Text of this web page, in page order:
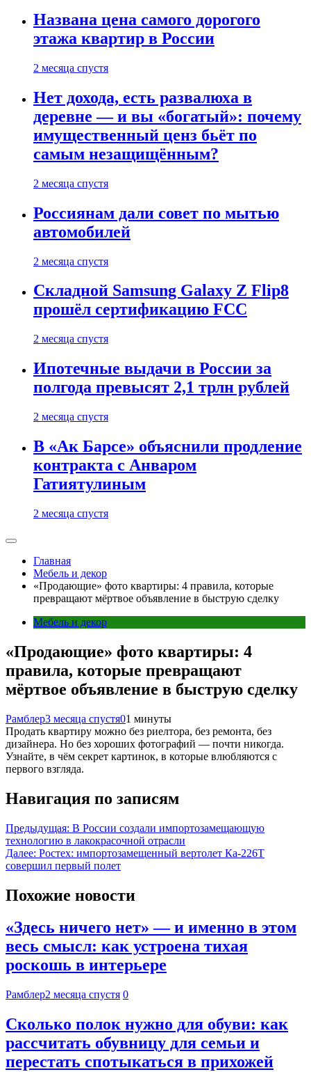
Названа цена самого дорогого
этажа квартир в России
2 месяца спустя
Нет дохода, есть развалюха в
деревне — и вы «богатый»: почему
имущественный ценз бьёт по
самым незащищённым?
2 месяца спустя
Россиянам дали совет по мытью
автомобилей
2 месяца спустя
Складной Samsung Galaxy Z Flip8
прошёл сертификацию FCC
2 месяца спустя
Ипотечные выдачи в России за
полгода превысят 2,1 трлн рублей
2 месяца спустя
В «Ак Барсе» объяснили продление
контракта с Анваром
Гатиятулиным
2 месяца спустя
Главная
Мебель и декор
«Продающие» фото квартиры: 4 правила, которые
превращают мёртвое объявление в быструю сделку
Мебель и декор
«Продающие» фото квартиры: 4
правила, которые превращают
мёртвое объявление в быструю сделку
Рамблер3 месяца спустя01 минуты
Продать квартиру можно без риелтора, без ремонта, без
дизайнера. Но без хороших фотографий — почти никогда.
Узнайте, в чём секрет картинок, в которые влюбляются с
первого взгляда.
Навигация по записям
Предыдущая: В России создали импортозамещающую
технологию в лакокрасочной отрасли
Далее: Ростех: импортозамещенный вертолет Ка-226Т
совершил первый полет
Похожие новости
«Здесь ничего нет» — и именно в этом
весь смысл: как устроена тихая
роскошь в интерьере
Рамблер2 месяца спустя 0
Сколько полок нужно для обуви: как
рассчитать обувницу для семьи и
перестать спотыкаться в прихожей